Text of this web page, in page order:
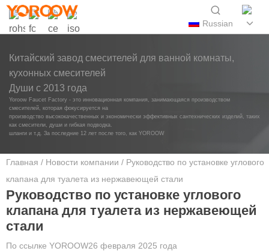
Russian
Китайский завод смесителей для ванной комнаты,
кухонных смесителей
Души с 2013 года
Yoroow Faucet Factory - это инновационная компания, занимающаяся производством
смесителей, которая фокусируется на
производство высококачественных и экономически эффективных сантехнических изделий, таких
как смесители, души и гибкая подводка.
шланги и т.д. За последние 12 лет после того, как YOROOW
Главная / Новости компании / Руководство по установке углового
клапана для туалета из нержавеющей стали
Руководство по установке углового
клапана для туалета из нержавеющей
стали
По ссылке YOROOW26 февраля 2025 года